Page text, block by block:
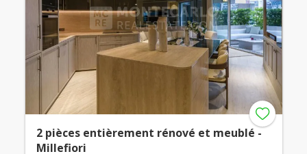
2 pièces entièrement rénové et meublé -
Millefiori